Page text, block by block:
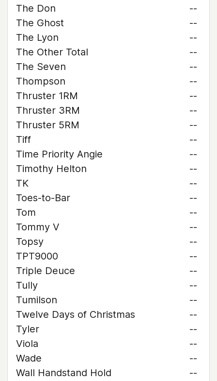
The Don
--
The Ghost
--
The Lyon
--
The Other Total
--
The Seven
--
Thompson
--
Thruster 1RM
--
Thruster 3RM
--
Thruster 5RM
--
Tiff
--
Time Priority Angie
--
Timothy Helton
--
TK
--
Toes-to-Bar
--
Tom
--
Tommy V
--
Topsy
--
TPT9000
--
Triple Deuce
--
Tully
--
Tumilson
--
Twelve Days of Christmas
--
Tyler
--
Viola
--
Wade
--
Wall Handstand Hold
--